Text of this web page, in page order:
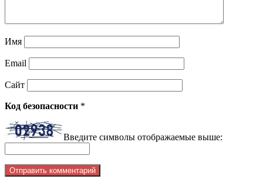
Имя
Email
Сайт
Код безопасности *
Введите символы отображаемые выше: